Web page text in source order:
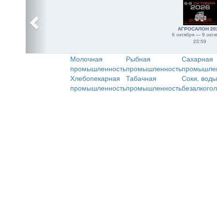
АГРОСАЛОН
6 октября — 9
23:59
Молочная
промышленность
Рыбная
промышленность
Сахарная
Хлебопекарная
промышленность
Табачная
промышленность
Соки,